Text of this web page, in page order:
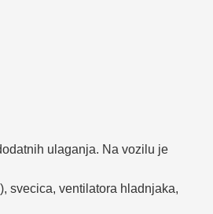
ulaganja. Na vozilu je
svecica, ventilatora hladnjaka,